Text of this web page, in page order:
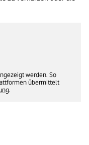
werden. So
übermittelt
.